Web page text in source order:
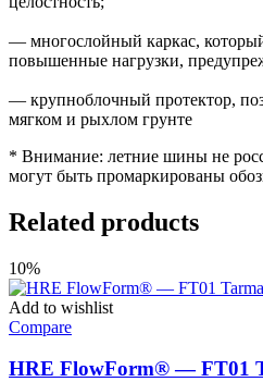
— многослойный каркас,
повышенные нагрузки,
— крупноблочный протектор,
мягком и рыхлом грунте
* Внимание: летние шины не
могут быть промаркированы
Related products
10%
Add to wishlist
Compare
HRE FlowForm® — FT01